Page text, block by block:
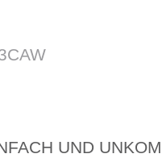
UND